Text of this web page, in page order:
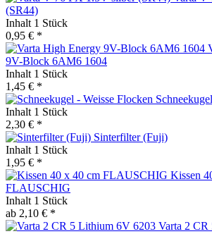
(SR44)
Inhalt 1 Stück
0,95 € *
9V-Block 6AM6 1604
Inhalt 1 Stück
1,45 € *
Inhalt 1 Stück
2,30 € *
Sinterfilter (Fuji)
Inhalt 1 Stück
1,95 € *
Kissen
FLAUSCHIG
Inhalt 1 Stück
ab 2,10 € *
Varta 2